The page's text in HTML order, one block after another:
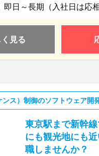
即日～長期（入社日は応相
見る
ンス）制御のソフトウェア開
東京駅まで新幹
にも観光地にも
職しませんか？